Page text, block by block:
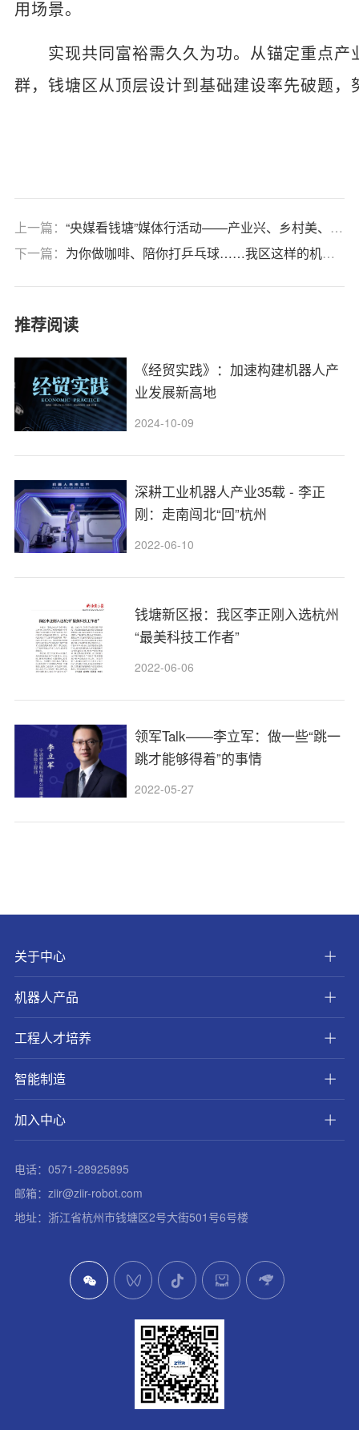
用场景。
实现共同富裕需久久为功。从锚定重点产
群，钱塘区从顶层设计到基础建设率先破题
上一篇： “央媒看钱塘”媒体行活动——产业兴、乡村美、民心聚：浙江最年轻行政区的“共富”密码
下一篇： 为你做咖啡、陪你打乒乓球……我区这样的机器人，确定不来体验一下吗？
推荐阅读
《经贸实践》：加速构建机器人产
业发展新高地
2024-10-09
深耕工业机器人产业35载 - 李正
刚：走南闯北“回”杭州
2022-06-10
钱塘新区报：我区李正刚入选杭州
“最美科技工作者”
2022-06-06
领军Talk——李立军：做一些“跳一
跳才能够得着”的事情
2022-05-27
关于中心
机器人产品
工程人才培养
智能制造
加入中心
电话：0571-28925895
邮箱：ziir@ziir-robot.com
地址：浙江省杭州市钱塘区2号大街501号6号楼